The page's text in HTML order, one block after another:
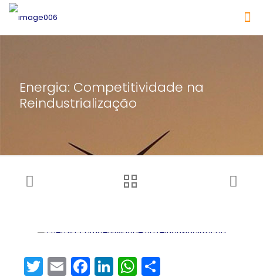
Energia: Competitividade na
Reindustrialização
Twitter
EmailFacebook
LinkedIn
WhatsApp
Share